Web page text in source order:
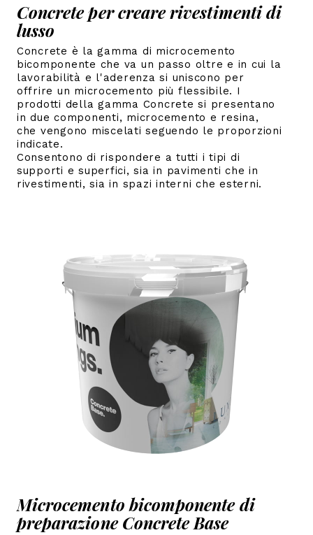
Concrete per creare rivestimenti di
lusso
Concrete è la gamma di microcemento
bicomponente che va un passo oltre e in cui la
lavorabilità e l'aderenza si uniscono per
offrire un microcemento più flessibile. I
prodotti della gamma Concrete si presentano
in due componenti, microcemento e resina,
che vengono miscelati seguendo le proporzioni
indicate.
Consentono di rispondere a tutti i tipi di
supporti e superfici, sia in pavimenti che in
rivestimenti, sia in spazi interni che esterni.
Microcemento bicomponente di
preparazione Concrete Base